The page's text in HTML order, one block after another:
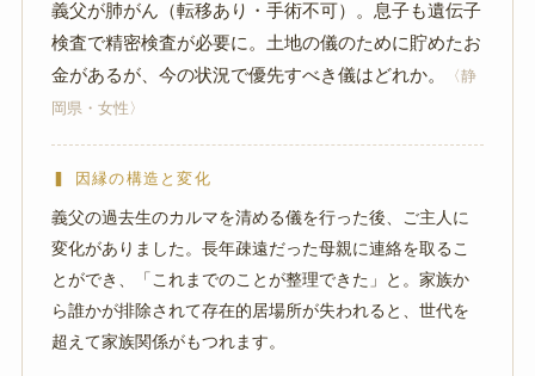
義父が肺がん（転移あり・手術不可）。息子も遺伝子
検査で精密検査が必要に。土地の儀のために貯めたお
金があるが、今の状況で優先すべき儀はどれか。
〈静
岡県・女性〉
▍ 因縁の構造と変化
義父の過去生のカルマを清める儀を行った後、ご主人に
変化がありました。長年疎遠だった母親に連絡を取るこ
とができ、「これまでのことが整理できた」と。家族か
ら誰かが排除されて存在的居場所が失われると、世代を
超えて家族関係がもつれます。